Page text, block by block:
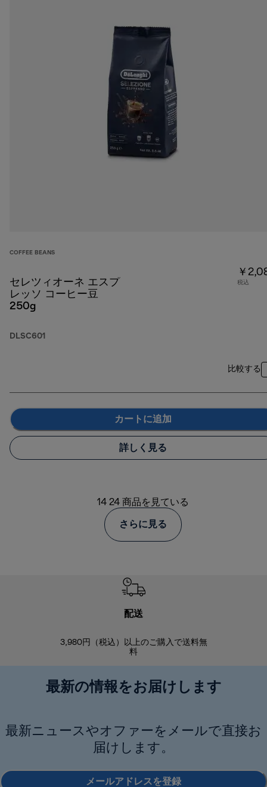
COFFEE BEANS
セレツィオーネ エスプ
レッソ コーヒー豆
250g
DLSC601
￥
税込
比較する
カートに追加
詳しく見る
14 24 商品を見ている
さらに見る
配送
3,980円（税込）以上のご購入で送料無
料
最新の情報をお届けします
最新ニュースやオファーをメールで直接お
届けします。
メールアドレスを登録